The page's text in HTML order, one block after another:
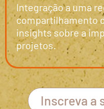
Integração a uma
compartilhamento
insights sobre a
projetos.
Inscreva a